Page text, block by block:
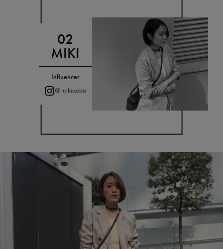
MIKI
Influencer
＠mikiaoba